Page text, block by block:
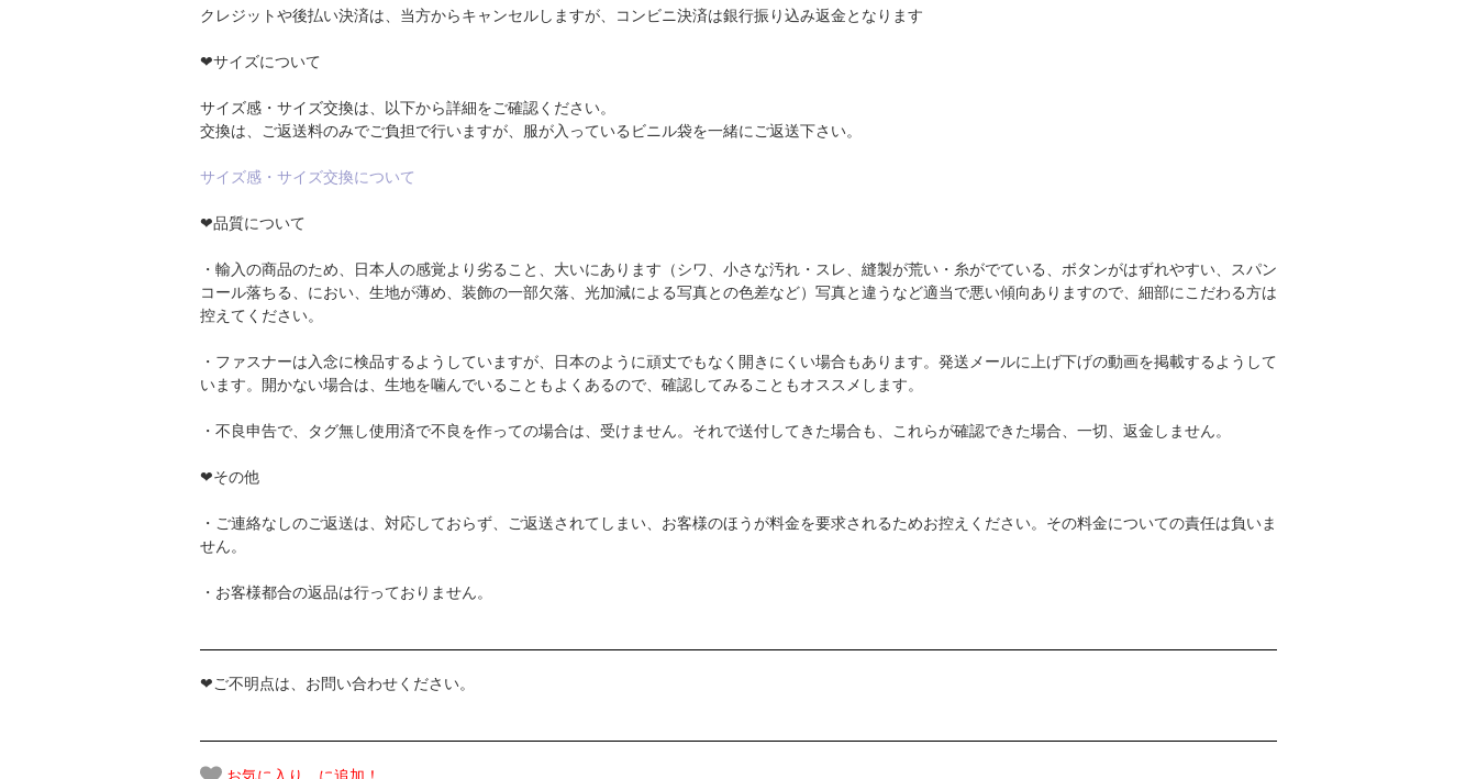
クレジットや後払い決済は、当方からキャンセルしますが、コンビニ決済は銀行振り込み返金となります
❤サイズについて
サイズ感・サイズ交換は、以下から詳細をご確認ください。
交換は、ご返送料のみでご負担で行いますが、服が入っているビニル袋を一緒にご返送下さい。
サイズ感・サイズ交換について
❤品質について
・輸入の商品のため、日本人の感覚より劣ること、大いにあります（シワ、小さな汚れ・スレ、縫製が荒い・糸がでている、ボタンがはずれやすい、スパン
コール落ちる、におい、生地が薄め、装飾の一部欠落、光加減による写真との色差など）写真と違うなど適当で悪い傾向ありますので、細部にこだわる方は
控えてください。
・ファスナーは入念に検品するようしていますが、日本のように頑丈でもなく開きにくい場合もあります。発送メールに上げ下げの動画を掲載するようして
います。開かない場合は、生地を噛んでいることもよくあるので、確認してみることもオススメします。
・不良申告で、タグ無し使用済で不良を作っての場合は、受けません。それで送付してきた場合も、これらが確認できた場合、一切、返金しません。
❤その他
・ご連絡なしのご返送は、対応しておらず、ご返送されてしまい、お客様のほうが料金を要求されるためお控えください。その料金についての責任は負いま
せん。
・お客様都合の返品は行っておりません。
❤ご不明点は、お問い合わせください。